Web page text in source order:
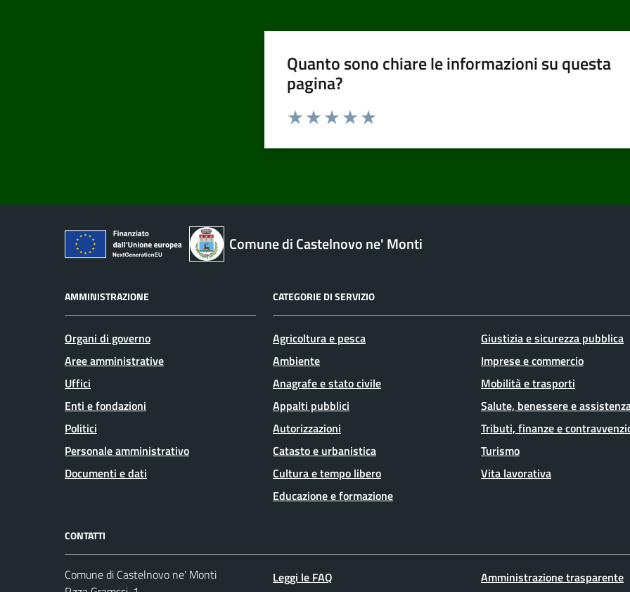
Quanto sono chiare le informazioni su questa
pagina?
Comune di Castelnovo ne' Monti
AMMINISTRAZIONE
Organi di governo
Aree amministrative
Uffici
Enti e fondazioni
Politici
Personale amministrativo
Documenti e dati
CATEGORIE DI SERVIZIO
Agricoltura e pesca
Ambiente
Anagrafe e stato civile
Appalti pubblici
Autorizzazioni
Catasto e urbanistica
Cultura e tempo libero
Educazione e formazione
Giustizia e sicurezza pubblica
Imprese e commercio
Mobilità e trasporti
Salute, benessere e
Tributi, finanze e
Turismo
Vita lavorativa
CONTATTI
Comune di Castelnovo ne' Monti
Leggi le FAQ
Amministrazione trasparente